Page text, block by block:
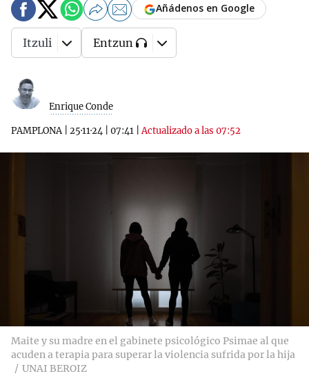
Enrique Conde
PAMPLONA| 25·11·24 07:41 |Actualizado a las 07:52
Añádenos en Google
Itzuli Entzun
Maite y su madre en el gabinete psicológico Psimae al que
acuden a terapia para superar la violencia sufrida por la hija
UNAI BEROIZ